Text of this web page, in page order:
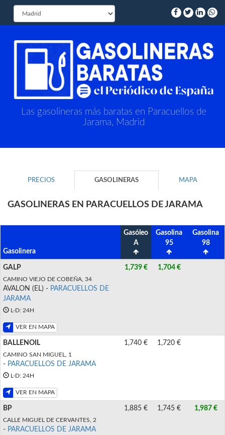
Las gasolineras más baratas en Paracuellos de
Jarama, Madrid
PRECIOS GASOLINERAS MAPA
GASOLINERAS EN PARACUELLOS DE JARAMA
Gasolinera
Gasóleo
A
Gasolina
95
Gasolina
98
GALP
CAMINO VIEJO DE COBEÑA, 34
AVALON (EL) - PARACUELLOS DE
JARAMA
L-D: 24H
VER EN MAPA
1,739 € 1,704 €
BALLENOIL
CAMINO SAN MIGUEL, 1
- PARACUELLOS DE JARAMA
L-D: 24H
VER EN MAPA
1,740 € 1,720 €
BP
CALLE MIGUEL DE CERVANTES, 2
- PARACUELLOS DE JARAMA
1,885 € 1,745 € 1,987 €